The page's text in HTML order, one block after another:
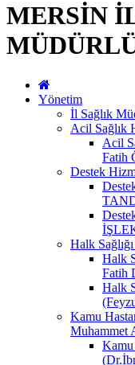
MERSİN
Yönetim
İl Sağlık
Acil Sağlık
Acil
Fatih
Destek
Halk
Halk
Fatih
Halk
Kamu
Muhammet
Kamu